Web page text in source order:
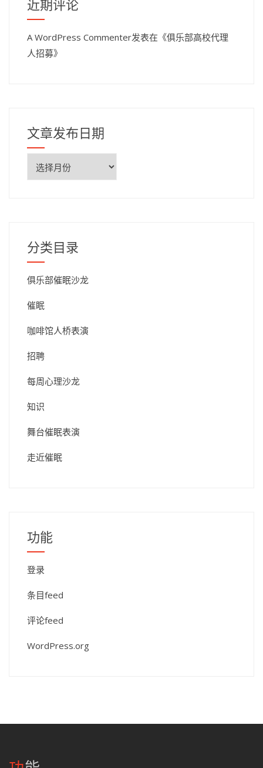
近期评论
A WordPress Commenter发表在《俱乐部高校代理
人招募》
文章发布日期
期
分类目录
俱乐部催眠沙龙
催眠
咖啡馆人桥表演
招聘
每周心理沙龙
知识
舞台催眠表演
走近催眠
功能
登录
条目feed
评论feed
WordPress.org